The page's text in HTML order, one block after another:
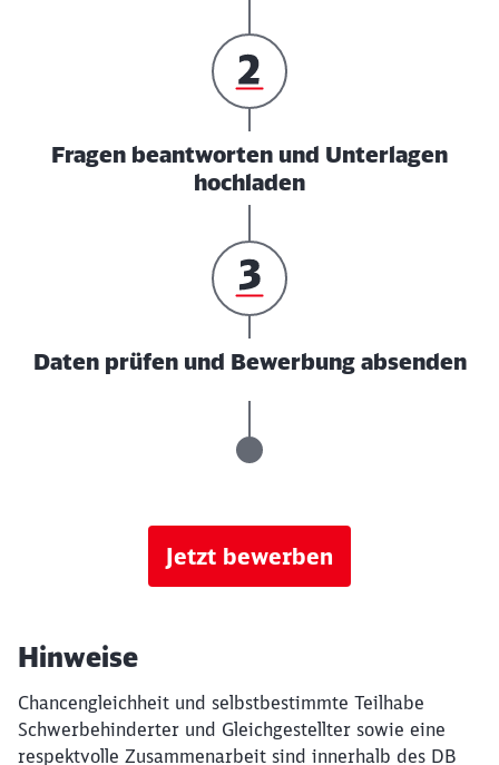
Fragen beantworten und Unterlagen
hochladen
Daten prüfen und Bewerbung absenden
Jetzt bewerben
Hinweise
Chancengleichheit und selbstbestimmte Teilhabe
Schwerbehinderter und Gleichgestellter sowie eine
respektvolle Zusammenarbeit sind innerhalb des DB